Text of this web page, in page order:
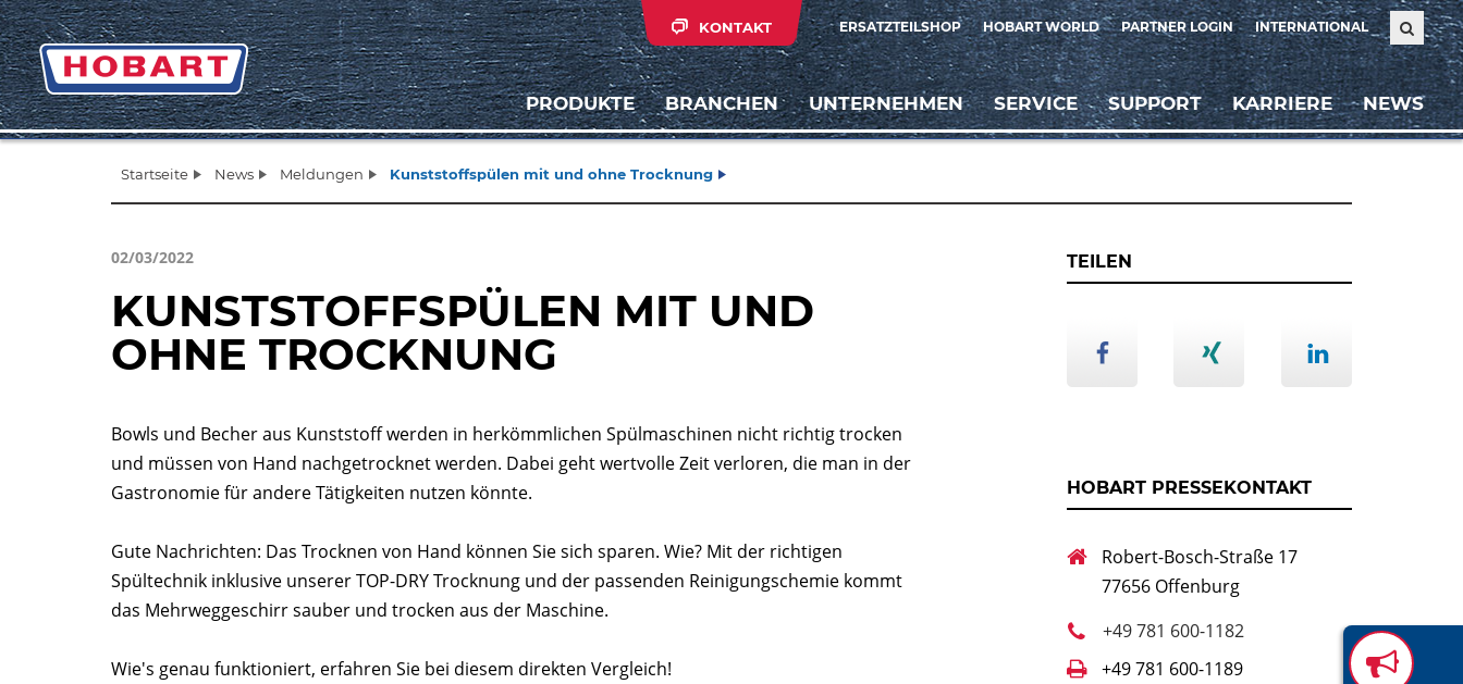
ERSATZTEILSHOP HOBART WORLD PARTNER LOGIN INTERNATIONAL
KONTAKT
PRODUKTE BRANCHEN UNTERNEHMEN SERVICE SUPPORT KARRIERE NEWS
Startseite News Meldungen Kunststoffspülen mit und ohne Trocknung
02/03/2022
KUNSTSTOFFSPÜLEN MIT UND
OHNE TROCKNUNG
Bowls und Becher aus Kunststoff werden in herkömmlichen Spülmaschinen nicht richtig trocken
und müssen von Hand nachgetrocknet werden. Dabei geht wertvolle Zeit verloren, die man in der
Gastronomie für andere Tätigkeiten nutzen könnte.
Gute Nachrichten: Das Trocknen von Hand können Sie sich sparen. Wie? Mit der richtigen
Spültechnik inklusive unserer TOP-DRY Trocknung und der passenden Reinigungschemie kommt
das Mehrweggeschirr sauber und trocken aus der Maschine.
Wie's genau funktioniert, erfahren Sie bei diesem direkten Vergleich!
TEILEN
HOBART PRESSEKONTAKT
Robert-Bosch-Straße 17
77656 Offenburg
+49 781 600-1182
+49 781 600-1189